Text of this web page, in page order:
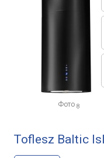
Фото 8
Toflesz Baltic